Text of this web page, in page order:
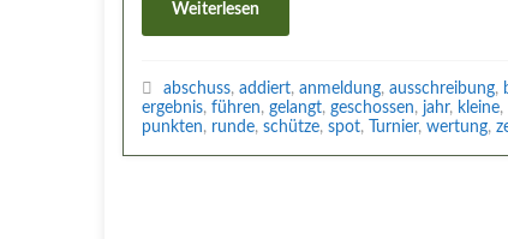
Weiterlesen
abschuss, addiert, anmeldung, ausschreibung,
ergebnis, führen, gelangt, geschossen, jahr, kleine,
punkten, runde, schütze, spot, Turnier, wertung,